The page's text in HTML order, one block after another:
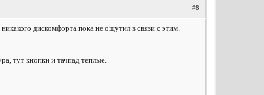
#8
дискомфорта пока не ощутил в связи с этим.
тут кнопки и тачпад теплые.